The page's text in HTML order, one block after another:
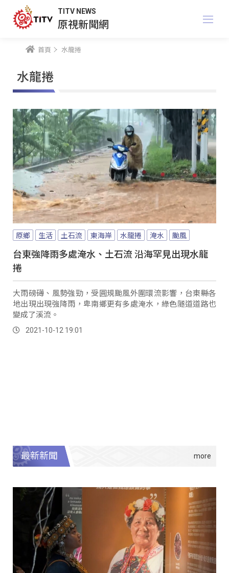
TITV NEWS
原視新聞網
首頁 水龍捲
水龍捲
原鄉 生活 土石流 東海岸 水龍捲 淹水 颱風
台東強降雨多處淹水、土石流 沿海罕見出現水龍
捲
大雨磅礡、風勢強勁，受圓規颱風外圍環流影響，台東縣各
地出現出現強降雨，卑南鄉更有多處淹水，綠色隧道道路也
變成了溪流。
2021-10-12 19:01
最新新聞